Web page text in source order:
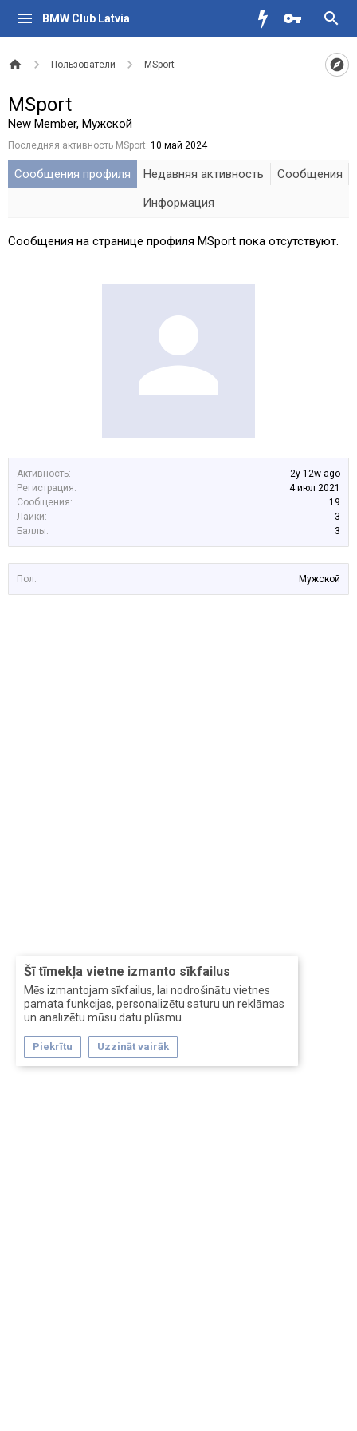
BMW Club Latvia
Пользователи MSport
Šī tīmekļa vietne izmanto sīkfailus
Mēs izmantojam sīkfailus, lai nodrošinātu vietnes
pamata funkcijas, personalizētu saturu un reklāmas
un analizētu mūsu datu plūsmu.
Piekrītu Uzzināt vairāk
Активность:
2y 12w ago
Регистрация:
4 июл 2021
Сообщения:
19
Лайки:
3
Баллы:
3
Пол: Мужской
MSport
New Member, Мужской
Последняя активность MSport: 10 май 2024
Сообщения профиля Недавняя активность
Сообщения
Информация
Сообщения на странице профиля MSport пока отсутствуют.